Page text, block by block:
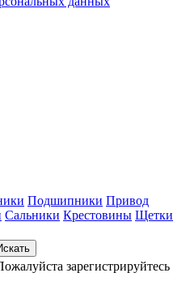
Подшипники Привод
Сальники Крестовины Щетки
зарегистрируйтесь